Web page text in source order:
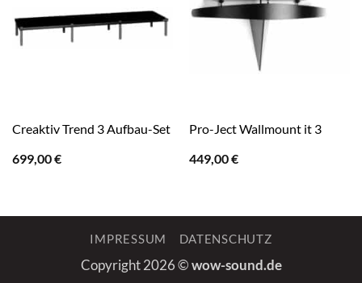
Creaktiv Trend 3 Aufbau-Set
699,00€
Pro-Ject Wallmount it 3
449,00€
IMPRESSUM DATENSCHUTZ
Copyright 2026 ©wow-sound.de